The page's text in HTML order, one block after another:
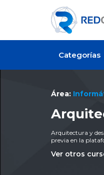
Categorías
Área:
Arquitectura y
previa en la
Ver otros